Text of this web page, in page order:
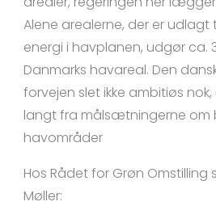
Alene arealerne, der er udlagt
energi i havplanen, udgør ca.
Danmarks havareal. Den
forvejen slet ikke ambitiøs
langt fra målsætningerne om
havområder
Hos Rådet for Grøn Omstilling
Møller: